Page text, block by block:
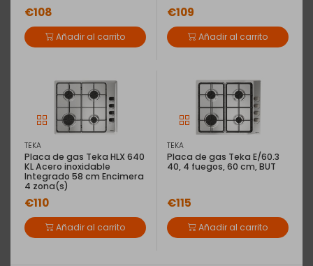
Placa de gas de 60 cm de ancho
Tipo de envío
Entrega a domicilio (29,90€)
Subimos tu electrodoméstico a tu domicilio.
Recogida en tu tienda Expert(GRATIS)
Consulta disponibilidad de la tienda en la cesta de compra
€108
Añadir al carrito
€109
Añadir al carrito
TEKA
Placa de gas Teka HLX 640
KL Acero inoxidable
Integrado 58 cm Encimera
4 zona(s)
€110
Añadir al carrito
TEKA
Placa de gas Teka E/60.3
40, 4 fuegos, 60 cm, BUT
€115
Añadir al carrito